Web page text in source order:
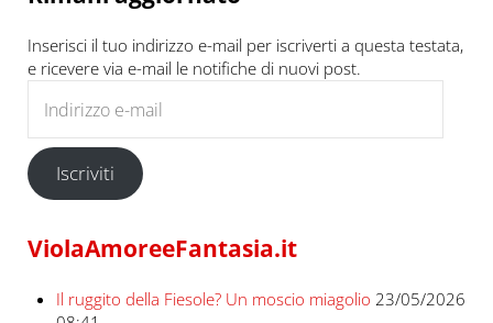
Inserisci il tuo indirizzo e-mail per iscriverti a questa testata,
e ricevere via e-mail le notifiche di nuovi post.
Iscriviti
ViolaAmoreeFantasia.it
Il ruggito della Fiesole? Un moscio miagolio 23/05/2026